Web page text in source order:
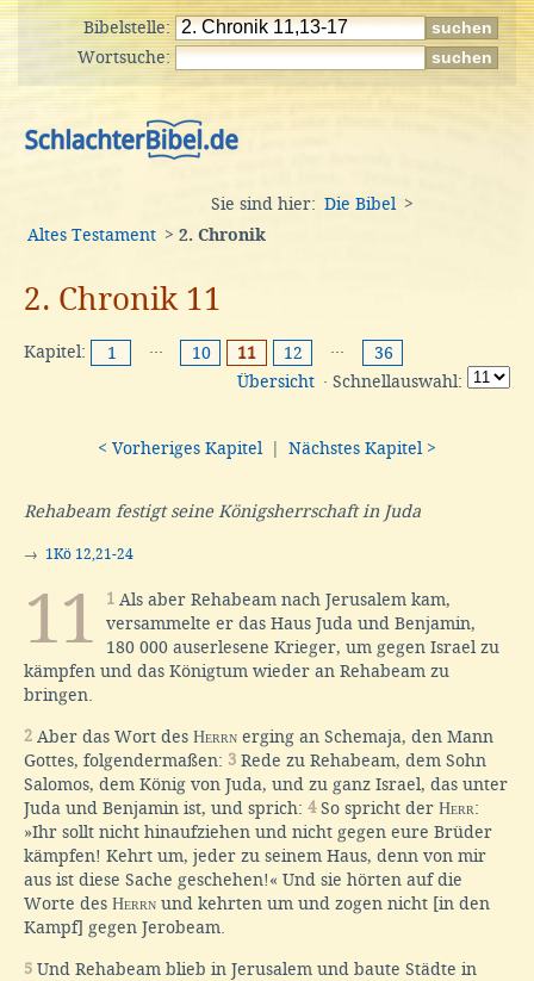
Bibelstelle:
Wortsuche:
Sie sind hier: Die Bibel
>
Altes Testament > 2. Chronik
2. Chronik 11
Kapitel: 1 ··· 10 11 12 ···
36
Übersicht · Schnellauswahl:
< Vorheriges Kapitel Nächstes Kapitel >
Rehabeam festigt seine Königsherrschaft in Juda
→ 1Kö 12,21-24
11 1 Als aber Rehabeam nach Jerusalem kam,
versammelte er das Haus Juda und Benjamin,
180 000 auserlesene Krieger, um gegen Israel zu
kämpfen und das Königtum wieder an Rehabeam zu
bringen.
2 Aber das Wort des Herrn erging an Schemaja, den Mann
Gottes, folgendermaßen: 3 Rede zu Rehabeam, dem Sohn
Salomos, dem König von Juda, und zu ganz Israel, das unter
Juda und Benjamin ist, und sprich: 4So spricht der Herr:
»Ihr sollt nicht hinaufziehen und nicht gegen eure Brüder
kämpfen! Kehrt um, jeder zu seinem Haus, denn von mir
aus ist diese Sache geschehen!« Und sie hörten auf die
Worte des Herrn und kehrten um und zogen nicht [in den
Kampf] gegen Jerobeam.
5 Und Rehabeam blieb in Jerusalem und baute Städte in